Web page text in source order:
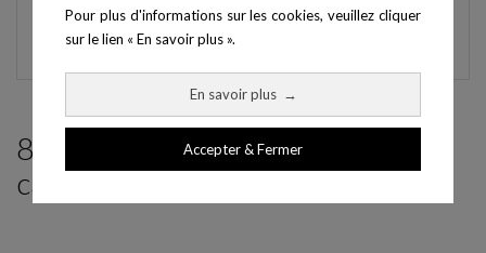
Pour plus d'informations sur les cookies, veuillez cliquer
sur le lien « En savoir plus ».
En savoir plus →
Accepter & Fermer
modèle défini par l'utilisateur
8 produits parmi ceux de la même
catégorie :